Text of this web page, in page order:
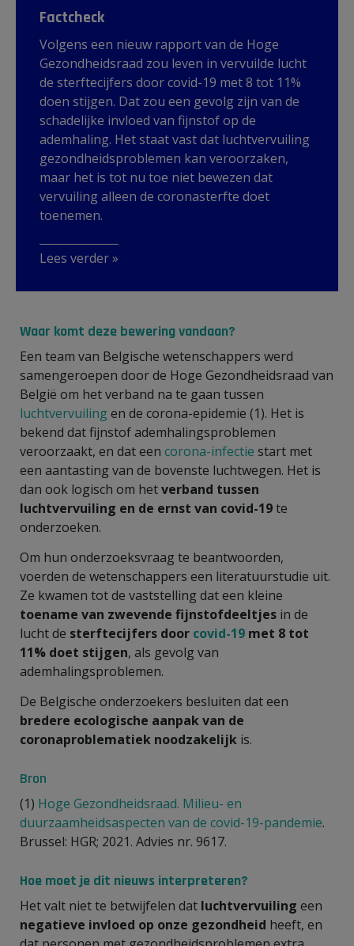
Factcheck
Volgens een nieuw rapport van de Hoge
Gezondheidsraad zou leven in vervuilde lucht
de sterftecijfers door covid-19 met 8 tot 11%
doen stijgen. Dat zou een gevolg zijn van de
schadelijke invloed van fijnstof op de
ademhaling. Het staat vast dat luchtvervuiling
gezondheidsproblemen kan veroorzaken,
maar het is tot nu toe niet bewezen dat
vervuiling alleen de coronasterfte doet
toenemen.
Lees verder »
Waar komt deze bewering vandaan?
Een team van Belgische wetenschappers werd
samengeroepen door de Hoge Gezondheidsraad van
België om het verband na te gaan tussen
luchtvervuiling en de corona-epidemie (1). Het is
bekend dat fijnstof ademhalingsproblemen
veroorzaakt, en dat een corona-infectie start met
een aantasting van de bovenste luchtwegen. Het is
dan ook logisch om hetverband tussen
luchtvervuiling en de ernst van covid-19te
onderzoeken.
Om hun onderzoeksvraag te beantwoorden,
voerden de wetenschappers een literatuurstudie uit.
Ze kwamen tot de vaststelling dat een kleine
toename van zwevende fijnstofdeeltjes in de
lucht de sterftecijfers door covid-19 met 8 tot
11% doet stijgen, als gevolg van
ademhalingsproblemen.
De Belgische onderzoekers besluiten dat een
bredere ecologische aanpak van de
coronaproblematiek noodzakelijk is.
Bron
(1) Hoge Gezondheidsraad. Milieu- en
duurzaamheidsaspecten van de covid-19-pandemie.
Brussel: HGR; 2021. Advies nr. 9617.
Hoe moet je dit nieuws interpreteren?
Het valt niet te betwijfelen dat luchtvervuiling een
negatieve invloed op onze gezondheid heeft, en